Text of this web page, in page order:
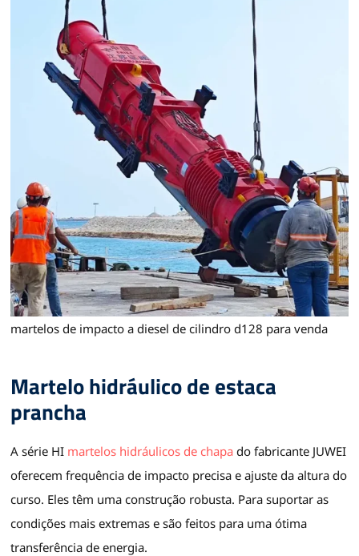
martelos de impacto a diesel de cilindro d128 para venda
Martelo hidráulico de estaca
prancha
A série HI martelos hidráulicos de chapa do fabricante JUWEI
oferecem frequência de impacto precisa e ajuste da altura do
curso. Eles têm uma construção robusta. Para suportar as
condições mais extremas e são feitos para uma ótima
transferência de energia.